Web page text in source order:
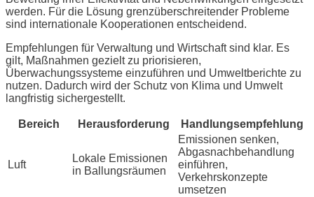
werden. Für die Lösung grenzüberschreitender Probleme
sind internationale Kooperationen entscheidend.
Empfehlungen für Verwaltung und Wirtschaft sind klar. Es
gilt, Maßnahmen gezielt zu priorisieren,
Überwachungssysteme einzuführen und Umweltberichte zu
nutzen. Dadurch wird der Schutz von Klima und Umwelt
langfristig sichergestellt.
Bereich Herausforderung Handlungsempfehlung
Luft
Lokale Emissionen
in Ballungsräumen
Emissionen senken,
Abgasnachbehandlung
einführen,
Verkehrskonzepte
umsetzen